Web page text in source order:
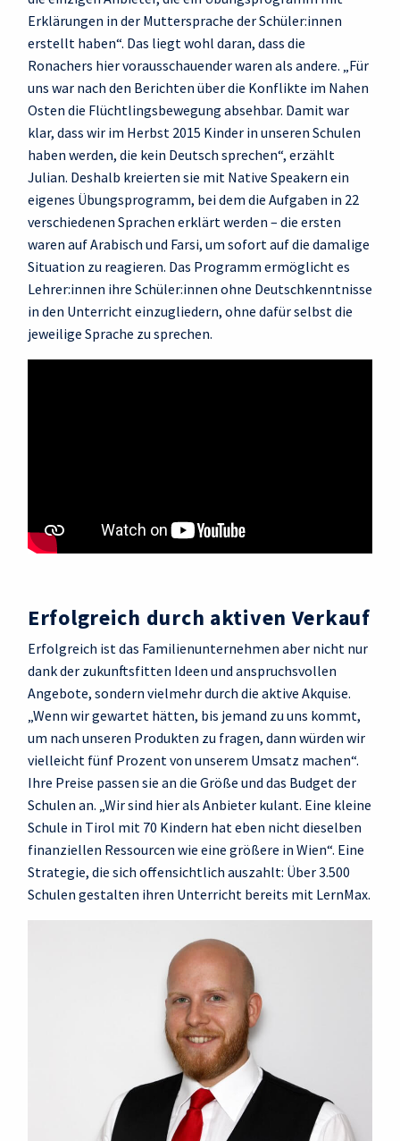
Erklärungen in der Muttersprache der Schüler:innen
erstellt haben“. Das liegt wohl daran, dass die
Ronachers hier vorausschauender waren als andere. „Für
uns war nach den Berichten über die Konflikte im Nahen
Osten die Flüchtlingsbewegung absehbar. Damit war
klar, dass wir im Herbst 2015 Kinder in unseren Schulen
haben werden, die kein Deutsch sprechen“, erzählt
Julian. Deshalb kreierten sie mit Native Speakern ein
eigenes Übungsprogramm, bei dem die Aufgaben in 22
verschiedenen Sprachen erklärt werden – die ersten
waren auf Arabisch und Farsi, um sofort auf die damalige
Situation zu reagieren. Das Programm ermöglicht es
Lehrer:innen ihre Schüler:innen ohne Deutschkenntnisse
in den Unterricht einzugliedern, ohne dafür selbst die
jeweilige Sprache zu sprechen.
Erfolgreich durch aktiven Verkauf
Erfolgreich ist das Familienunternehmen aber nicht nur
dank der zukunftsfitten Ideen und anspruchsvollen
Angebote, sondern vielmehr durch die aktive Akquise.
„Wenn wir gewartet hätten, bis jemand zu uns kommt,
um nach unseren Produkten zu fragen, dann würden wir
vielleicht fünf Prozent von unserem Umsatz machen“.
Ihre Preise passen sie an die Größe und das Budget der
Schulen an. „Wir sind hier als Anbieter kulant. Eine kleine
Schule in Tirol mit 70 Kindern hat eben nicht dieselben
finanziellen Ressourcen wie eine größere in Wien“. Eine
Strategie, die sich offensichtlich auszahlt: Über 3.500
Schulen gestalten ihren Unterricht bereits mit LernMax.